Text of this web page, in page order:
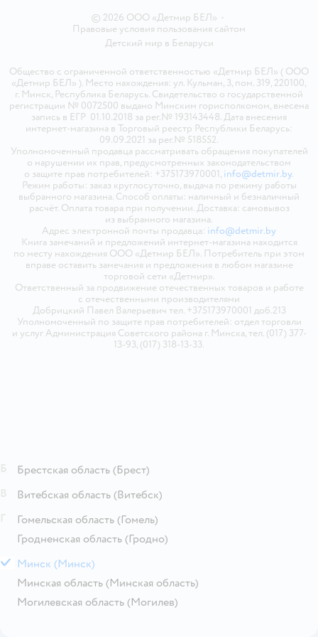
© 2026 ООО «Детмир БЕЛ» •
Правовые условия пользования сайтом
Детский мир в Беларуси
Общество с ограниченной ответственностью «Детмир БЕЛ» ( ООО
«Детмир БЕЛ» ). Место нахождения: ул. Кульман, 3, пом. 319, 220100,
г. Минск, Республика Беларусь. Свидетельство о государственной
регистрации № 0072500 выдано Минским горисполкомом, внесена
запись в ЕГР 01.10.2018 за рег.№ 193143448. Дата внесения
интернет-магазина в Торговый реестр Республики Беларусь:
09.09.2021 за рег.№ 518552.
Уполномоченный продавца рассматривать обращения покупателей
о нарушении их прав, предусмотренных законодательством
о защите прав потребителей: +375173970001, info@detmir.by.
Режим работы: заказ круглосуточно, выдача по режиму работы
выбранного магазина. Способ оплаты: наличный и безналичный
расчёт. Оплата товара при получении. Доставка: самовывоз
из выбранного магазина.
Адрес электронной почты продавца: info@detmir.by
Книга замечаний и предложений интернет-магазина находится
по месту нахождения ООО «Детмир БЕЛ». Потребитель при этом
вправе оставить замечания и предложения в любом магазине
торговой сети «Детмир».
Ответственный за продвижение отечественных товаров и работе
с отечественными производителями
Добрицкий Павел Валерьевич тел. +375173970001 доб.213
Уполномоченный по защите прав потребителей: отдел торговли
и услуг Администрация Советского района г. Минска, тел. (017) 377-
13-93, (017) 318-13-33.
Брестская область (Брест)
Витебская область (Витебск)
Гомельская область (Гомель)
Гродненская область (Гродно)
М Минск (Минск)
Минская область (Минская область)
Могилевская область (Могилев)